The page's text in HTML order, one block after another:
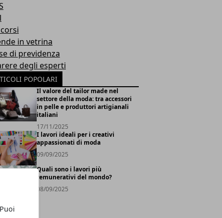
in vetrina
di previdenza
degli esperti
POPOLARI
Il valore del tailor made nel
settore della moda: tra accessori
in pelle e produttori artigianali
italiani
17/11/2025
I lavori ideali per i creativi
appassionati di moda
09/09/2025
Quali sono i lavori più
remunerativi del mondo?
08/09/2025